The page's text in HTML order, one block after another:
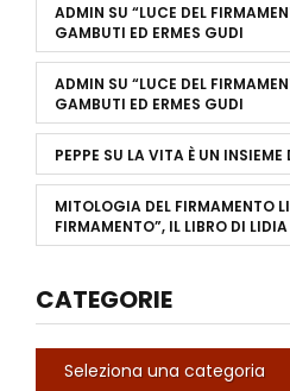
ADMIN SU “LUCE DEL
GAMBUTI ED ERMES GUDI
ADMIN SU “LUCE DEL
GAMBUTI ED ERMES GUDI
PEPPE SU LA VITA È UN INSIEME
MITOLOGIA DEL FIRMAMENTO
FIRMAMENTO”, IL LIBRO DI
CATEGORIE